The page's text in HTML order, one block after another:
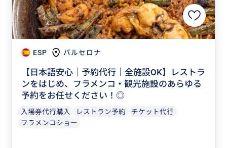
ESP バルセロナ
【日本語安心｜予約代行｜全施設OK】レストラ
ンをはじめ、フラメンコ・観光施設のあらゆる
予約をお任せください！◎
入場券代行購入 レストラン予約
チケット代行
フラメンコショー